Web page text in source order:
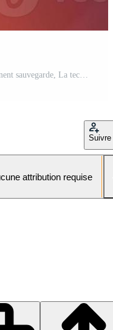
l'Internet Les données espace de rangement sauvegarde, La technologie affaires concept, nuage technologie, Les données stockage, la mise en réseau et l'Internet un service concept. Photo Pro
Suivre
attribution requise